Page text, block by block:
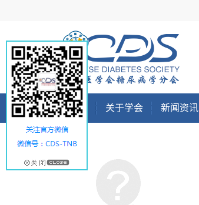
首页 关于学会 新闻资讯